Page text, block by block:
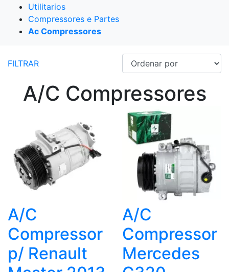
Utilitarios
Compressores e Partes
Ac Compressores
FILTRAR
A/C Compressores
A/C
Compressor
p/ Renault
A/C
Compressor
Mercedes